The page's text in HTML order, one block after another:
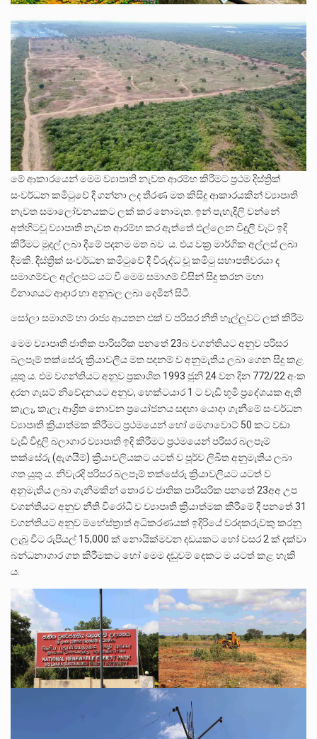
මේ ආකාරයෙන් මෙම ව්‍යාපෘති නැවත ආරම්භ කිරීමට ප්‍රථම දිස්ත්‍රික්
සංවර්ධන කමිටුවේ දී ගන්නා ලද තීරණ මත කිසිදු ආකාරයකින් ව්‍යාපෘති
නැවත සමාලෝචනයකට ලක් කර නොමැත. ඉන් පැහැදිලි වන්නේ
අත්හිටවූ ව්‍යාපෘති නැවත ආරම්භ කර ඇත්තේ එල්ලෙන විදුලි වැට ඉදි
කිරීමට මුදල් ලබා දීමේ පදනම මත බව ය. එය වක්‍ර මාර්ගික අල්ලස් ලබා
දීමකි. දිස්ත්‍රික් සංවර්ධන කමිටුවේ දී විරුද්ධ වූ කමිටු සභාපතිවරයා ද
සමාගම්වල අල්ලසට යට වී මෙම සමාගම් විසින් සිදු කරන මහා
විනාශයට ආදාර හා අනුබල ලබා දෙමින් සිටී.
සෝලා සමාගම් හා රාජ්‍ය ආයතන එක් ව පරිසර නීති හෑල්ලුවට ලක් කිරීම
මෙම ව්‍යාපෘති ජාතික පාරිසරික පනතේ 23බ වගන්තියට අනුව පරිසර
බලපෑම් තක්සේරු ක්‍රියාවලිය මත පදනම් ව අනුමැතිය ලබා ගෙන සිදු කළ
යුතු ය. එම වගන්තියට අනුව ප්‍රකාශිත 1993 ජුනි 24 වන දින 772/22 අංක
දරන ගැසට් නිවේදනයට අනුව, හෙක්ටයාර 1 ට වැඩි භූමි ප්‍රදේශයක ඇති
කැලෑ, කැලෑ ආශ්‍රිත නොවන ප්‍රයෝජනය සඳහා යොදා ගැනීමේ සංවර්ධන
ව්‍යාපෘති ක්‍රියාත්මක කිරීමට ප්‍රථමයෙන් හෝ මෙගාවොට් 50 කට වඩා
වැඩි විදුලි බලාගාර ව්‍යාපෘති ඉදි කිරීමට ප්‍රථමයෙන් පරිසර බලපෑම්
තක්සේරු (ඇගයීම්) ක්‍රියාවලියකට යටත් ව පූර්ව ලිඛිත අනුමැතිය ලබා
ගත යුතු ය. නිවැරදි පරිසර බලපෑම් තක්සේරු ක්‍රියාවලියට යටත් ව
අනුමැතිය ලබා ගැනීමකින් තොර ව ජාතික පාරිසරික පනතේ 23අඅ උප
වගන්තියට අනුව නීති විරෝධී ව ව්‍යාපෘති ක්‍රියාත්මක කිරීමේ දී පනතේ 31
වගන්තියට අනුව මහේස්ත්‍රාත් අධිකරණයක් ඉදිරියේ වරදකරුවකු කරනු
ලැබූ විට රුපියල් 15,000 ක් නොයික්මවන දඩයකට හෝ වසර 2 ක් දක්වා
බන්ධනාගාර ගත කිරීමකට හෝ මෙම දඬුවම් දෙකට ම යටත් කළ හැකි
ය.